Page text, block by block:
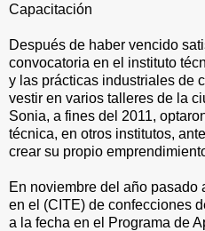
Capacitación
Después de haber vencido
convocatoria en el instituto
y las prácticas industriales de
vestir en varios talleres de la
Sonia, a fines del 2011,
técnica, en otros institutos,
crear su propio
En noviembre del año
en el (CITE) de confecciones
a la fecha en el Programa de